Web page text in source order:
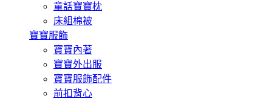
童話寶寶枕
床組棉被
寶寶服飾
寶寶內著
寶寶外出服
寶寶服飾配件
前扣背心